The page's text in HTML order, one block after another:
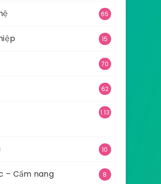
65
15
70
62
1.13
10
– Cẩm nang 8